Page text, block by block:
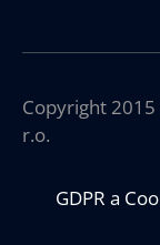
Copyright
r.o.
GDPR a